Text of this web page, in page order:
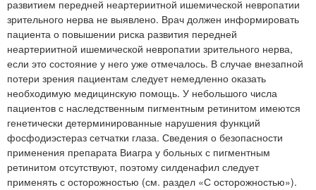
развитием передней неартериитной ишемической невропатии
зрительного нерва не выявлено. Врач должен информировать
пациента о повышении риска развития передней
неартериитной ишемической невропатии зрительного нерва,
если это состояние у него уже отмечалось. В случае внезапной
потери зрения пациентам следует немедленно оказать
необходимую медицинскую помощь. У небольшого числа
пациентов с наследственным пигментным ретинитом имеются
генетически детерминированные нарушения функций
фосфодиэстераз сетчатки глаза. Сведения о безопасности
применения препарата Виагра у больных с пигментным
ретинитом отсутствуют, поэтому силденафил следует
применять с осторожностью (см. раздел «С осторожностью»).